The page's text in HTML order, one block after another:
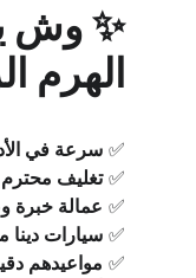
✨ وش
الهرم
✅ سرعة في
✅ تغليف
✅ عمالة خبرة
✅ سيارات دينا
✅ مواعيدهم